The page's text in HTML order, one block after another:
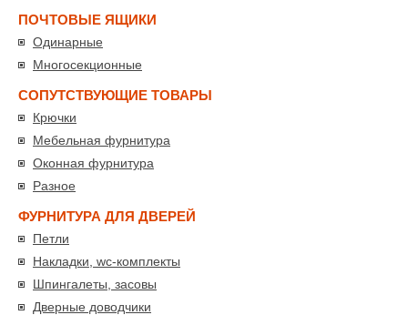
ПОЧТОВЫЕ ЯЩИКИ
Одинарные
Многосекционные
СОПУТСТВУЮЩИЕ ТОВАРЫ
Крючки
Мебельная фурнитура
Оконная фурнитура
Разное
ФУРНИТУРА ДЛЯ ДВЕРЕЙ
Петли
Накладки, wc-комплекты
Шпингалеты, засовы
Дверные доводчики